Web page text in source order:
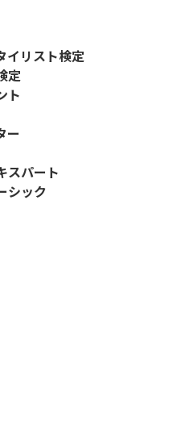
イリスト検定
定
ト
ー
スパート
シック